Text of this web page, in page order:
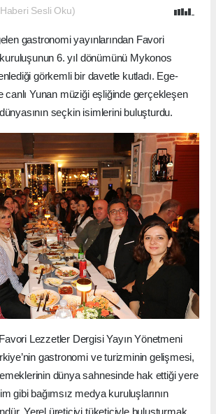
Sesli Oku)
gastronomi yayınlarından Favori
6. yıl dönümünü Mykonos
görkemli bir davetle kutladı. Ege-
canlı Yunan müziği eşliğinde gerçekleşen
seçkin isimlerini buluşturdu.
Lezzetler Dergisi Yayın Yönetmeni
gastronomi ve turizminin gelişmesi,
dünya sahnesinde hak ettiği yere
gibi bağımsız medya kuruluşlarının